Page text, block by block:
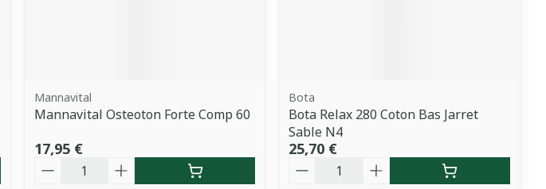
Mannavital
Mannavital Osteoton Forte Comp 60
17,95 €
Quantité
Bota
Bota Relax 280 Coton Bas Jarret
Sable N4
25,70 €
Quantité